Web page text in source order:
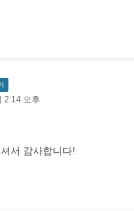
2:14 오후
서 감사합니다!